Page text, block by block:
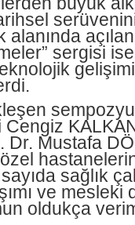
alanında
sergisi
Cengiz
Dr. Mustafa
sağlık
ve mesleki
oldukça